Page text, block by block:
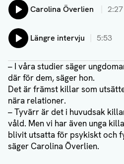
Lyssna på:
Carolina Överlien 2:27
Lyssna på:
Längre intervju 5:53
– I våra studier säger
där för dem, säger hon.
Det är främst killar som
nära relationer.
– Tyvärr är det i huvudsak
våld. Men vi har även unga
blivit utsatta för psykiskt och
säger Carolina Överlien.